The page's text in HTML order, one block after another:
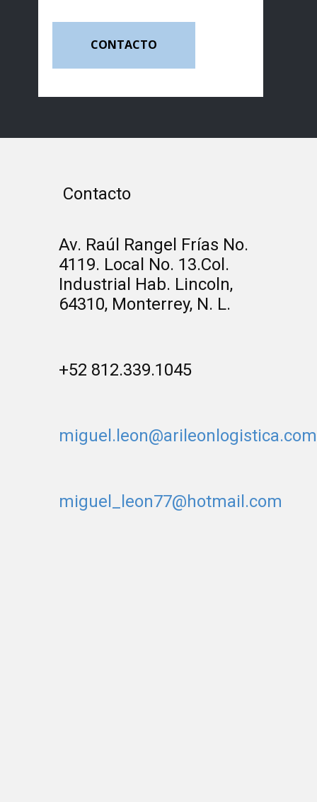
CONTACTO
Contacto
Av. Raúl Rangel Frías No.
4119. Local No. 13.Col.
Industrial Hab. Lincoln,
64310, Monterrey, N. L.
+52 812.339.1045
miguel.leon@arileonlogistica.com
miguel_leon77@hotmail.com